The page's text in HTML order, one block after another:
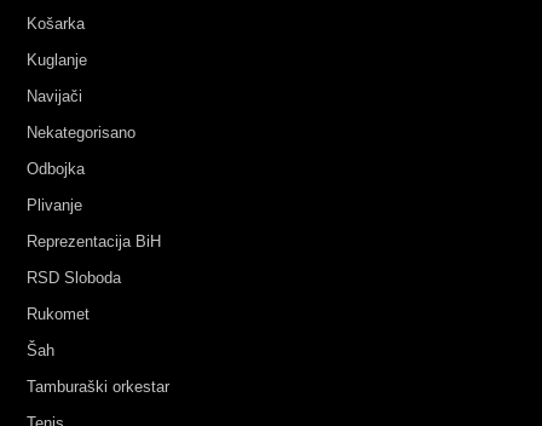
Košarka
Kuglanje
Navijači
Nekategorisano
Odbojka
Plivanje
Reprezentacija BiH
RSD Sloboda
Rukomet
Šah
Tamburaški orkestar